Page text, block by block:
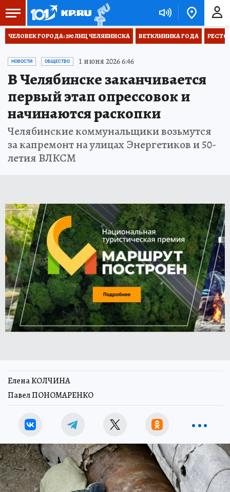
ЧЕЛОВЕК ГОРОДА: 290 ЛИЦ ЧЕЛЯБИНСКА ВЕТКЛИНИКА ГОДА
НОВОСТИ ОБЩЕСТВО 1 июня 2026 6:46
В Челябинске заканчивается
первый этап опрессовок и
начинаются раскопки
Челябинские коммунальщики возьмутся
за капремонт на улицах Энергетиков и 50-
летия ВЛКСМ
Елена КОЛЧИНА
Павел ПОНОМАРЕНКО